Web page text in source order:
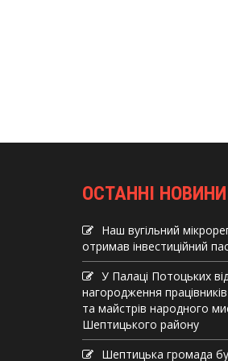
ОСТАННІ НОВИНИ
Наш вугільний
отримав інвеcтиційний
У Палаці Потоцьких
нагородження
та майстрів народного
Шептицького району
Шептицька громада